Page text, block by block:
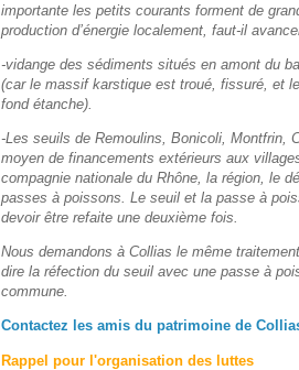
importante les petits courants forment de
production d’énergie localement, faut-il
-vidange des sédiments situés en amont du
(car le massif karstique est troué, fissuré, et
fond étanche).
-Les seuils de Remoulins, Bonicoli, Montfrin,
moyen de financements extérieurs aux
compagnie nationale du Rhône, la région, le
passes à poissons. Le seuil et la passe à
devoir être refaite une deuxième fois.
Nous demandons à Collias le même
dire la réfection du seuil avec une passe à
commune.
Contactez les amis du patrimoine de
Rappel pour l'organisation des luttes